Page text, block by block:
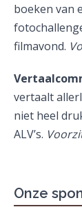
boeken van
filmavond.
vertaalt
niet heel
ALV’s.
Onze